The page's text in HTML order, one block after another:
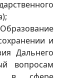
и
Дальнего
вопросам